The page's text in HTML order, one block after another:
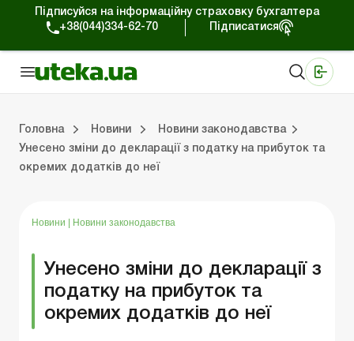
Підписуйся на інформаційну страховку бухгалтера
+38(044)334-62-70
Підписатися
Головна Новини
Новини законодавства
Унесено зміни до декларації з податку на прибуток та
окремих додатків до неї
Новини Новини законодавства
Унесено зміни до декларації з
податку на прибуток та
окремих додатків до неї